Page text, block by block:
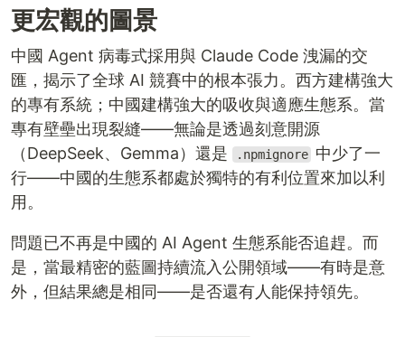
更宏觀的圖景
中國 Agent 病毒式採用與 Claude Code 洩漏的交
匯，揭示了全球 AI 競賽中的根本張力。西方建構強大
的專有系統；中國建構強大的吸收與適應生態系。當
專有壁壘出現裂縫——無論是透過刻意開源
（DeepSeek、Gemma）還是
.npmignore 中少了一
行——中國的生態系都處於獨特的有利位置來加以利
用。
問題已不再是中國的 AI Agent 生態系能否追趕。而
是，當最精密的藍圖持續流入公開領域——有時是意
外，但結果總是相同——是否還有人能保持領先。